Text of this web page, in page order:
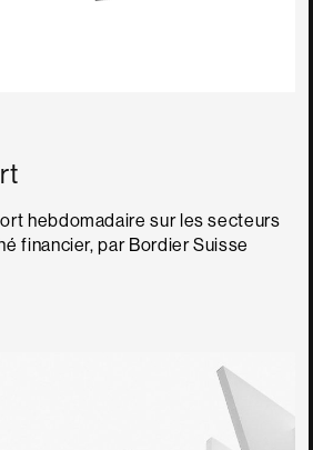
hebdomadaire sur les secteurs
financier, par Bordier Suisse